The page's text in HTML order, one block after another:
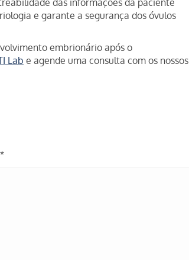
e garante a segurança dos óvulos
embrionário após o
Lab e agende uma consulta com os nossos
*